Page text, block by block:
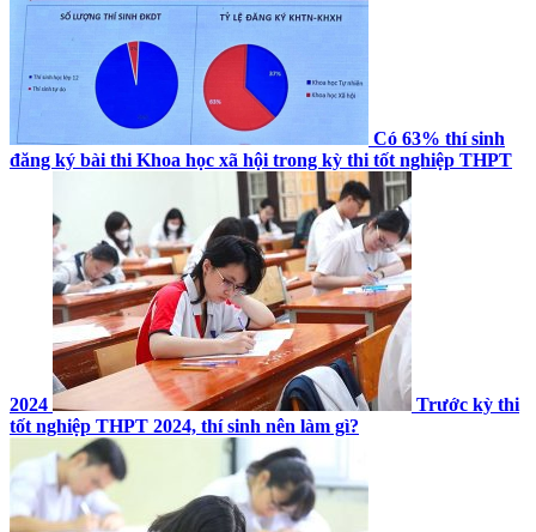
Có 63% thí sinh
đăng ký bài thi Khoa học xã hội trong kỳ thi tốt nghiệp THPT
2024
Trước kỳ thi
tốt nghiệp THPT 2024, thí sinh nên làm gì?